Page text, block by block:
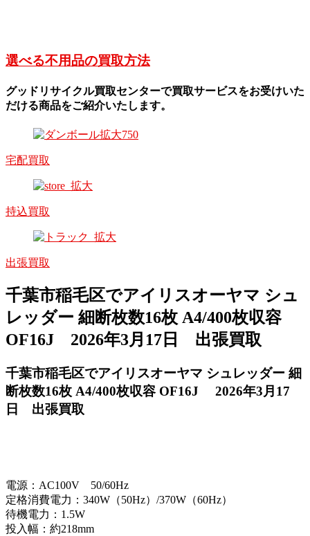
選べる不用品の買取方法
グッドリサイクル買取センターで買取サービスをお受けいた
だける商品をご紹介いたします。
宅配買取
持込買取
出張買取
千葉市稲毛区でアイリスオーヤマ シュ
レッダー 細断枚数16枚 A4/400枚収容
OF16J 2026年3月17日 出張買取
千葉市稲毛区でアイリスオーヤマ シュレッダー 細
断枚数16枚 A4/400枚収容 OF16J 2026年3月17
日 出張買取
電源：AC100V 50/60Hz
定格消費電力：340W（50Hz）/370W（60Hz）
待機電力：1.5W
投入幅：約218mm